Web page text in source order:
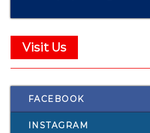
Visit Us
FACEBOOK
INSTAGRAM